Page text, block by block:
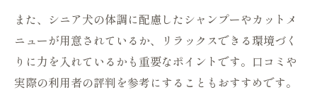
また、シニア犬の体調に配慮したシャンプーやカットメ
ニューが用意されているか、リラックスできる環境づく
りに力を入れているかも重要なポイントです。口コミや
実際の利用者の評判を参考にすることもおすすめです。